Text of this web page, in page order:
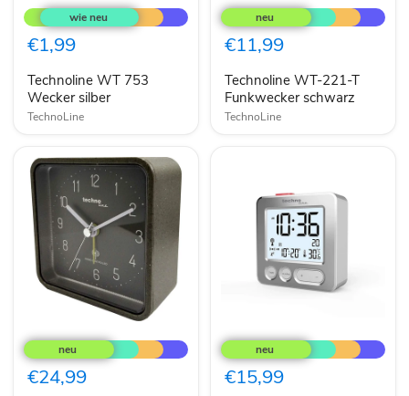
WT
753
Wecker
silber
€1,99
Technoline WT 753
Wecker silber
TechnoLine
WT-
221-
T
Funkwecker
€11,99
Technoline WT-221-T
Funkwecker schwarz
TechnoLine
WT
775
Wecker
schwarz
€24,99
WT
265
Funkwecker
silber
€15,99